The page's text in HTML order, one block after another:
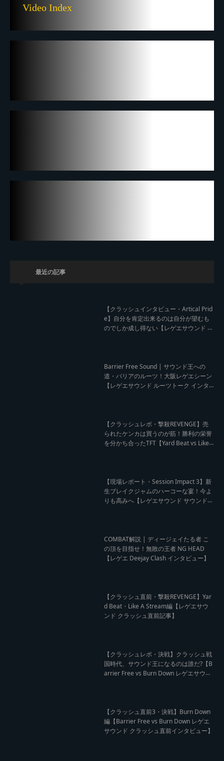
Video Index
最近の記事
【クラッシュインタビュー・Artical Prid
e】自分を肯定出来るのは自分が望むも
のでしか成し得ない【レゲエサウンド W
Barrier Free Sound | サウンド王への
道・バリアのルーツ！大阪レゲエシーン
【レゲエサウンド ルーツトーク インタ
【クラッシュレポ・撃殺REVENGE】売
られたケンカは買うのが筋！勝利の栄誉
を分かち合ったTFT【Yard Beat vs Like
【現場レポート・Session Impact 3】新
生ブレイクジャムのハーコーな宴！今よ
りも高みへ【レゲエサウンド サウンドセ
COMBAT解説 | ディージェイたる者 こ
の頂を目指せ！無敗の王者 NG HEAD
【レゲエ Deejay Clash インタビュー】
【クラッシュ直前・撃殺REVENGE】Yar
d Beat・Like A Stream編【レゲエサウ
ンド クラッシュ直前記事】
【クラッシュレポ・決戦】クラッシュ戦
国時代、サウンド王になるのは誰だ?【B
arrier Free vs Burn Down レゲエサウン
【クラッシュ直前3・決戦】Burn Down
編【Barrier Free vs Burn Down レゲエ
サウンド クラッシュ直前インタビュー】